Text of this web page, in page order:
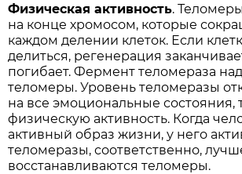
Физическая активность.
на конце хромосом, которые
каждом делении клеток. Если
делиться, регенерация
погибает. Фермент теломераза
теломеры. Уровень теломеразы
на все эмоциональные состояния,
физическую активность. Когда
активный образ жизни, у него
теломеразы, соответственно,
восстанавливаются теломеры.